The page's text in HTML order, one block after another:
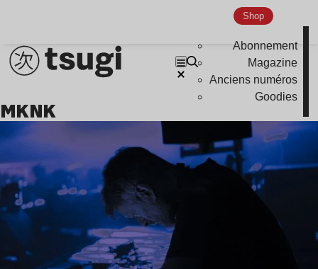
Shop
Abonnement
Magazine
Anciens numéros
Goodies
MKNK